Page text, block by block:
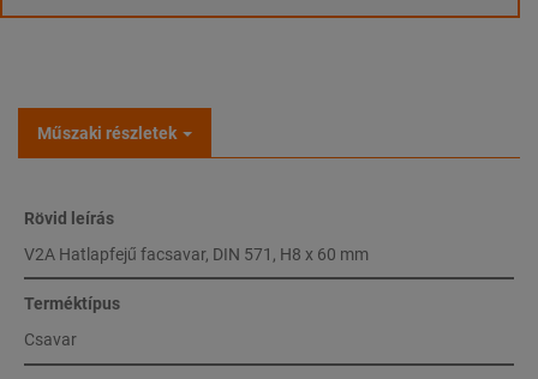
Műszaki részletek
Rövid leírás
V2A Hatlapfejű facsavar, DIN 571, H8 x 60 mm
Terméktípus
Csavar